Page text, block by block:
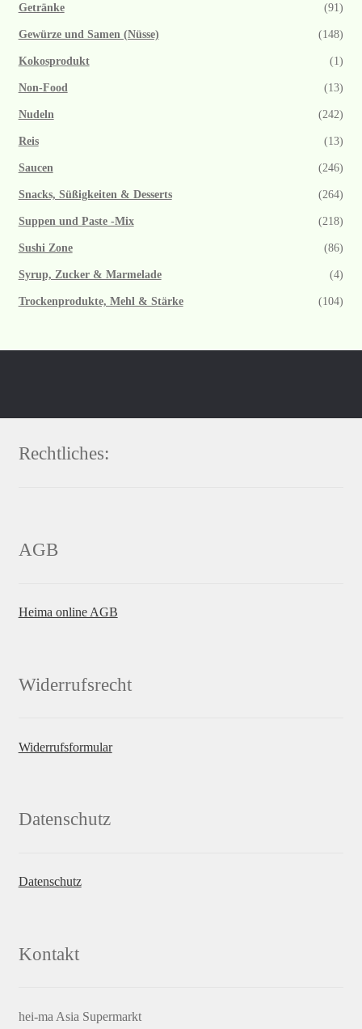
Getränke (91)
Gewürze und Samen (Nüsse) (148)
Kokosprodukt (1)
Non-Food (13)
Nudeln (242)
Reis (13)
Saucen (246)
Snacks, Süßigkeiten & Desserts (264)
Suppen und Paste -Mix (218)
Sushi Zone (86)
Syrup, Zucker & Marmelade (4)
Trockenprodukte, Mehl & Stärke (104)
Rechtliches:
AGB
Heima online AGB
Widerrufsrecht
Widerrufsformular
Datenschutz
Datenschutz
Kontakt
hei-ma Asia Supermarkt